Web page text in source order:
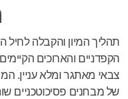
תהליך המיון והקבלה לחיל
הקפדניים והארוכים
צבאי מאתגר ומלא עניין.
של מבחנים פסיכוטכניים